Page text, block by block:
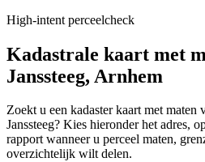
High-intent perceelcheck
Kadastrale kaart met
Janssteeg, Arnhem
Zoekt u een kadaster kaart met maten
Janssteeg? Kies hieronder het adres,
rapport wanneer u perceel maten,
overzichtelijk wilt delen.